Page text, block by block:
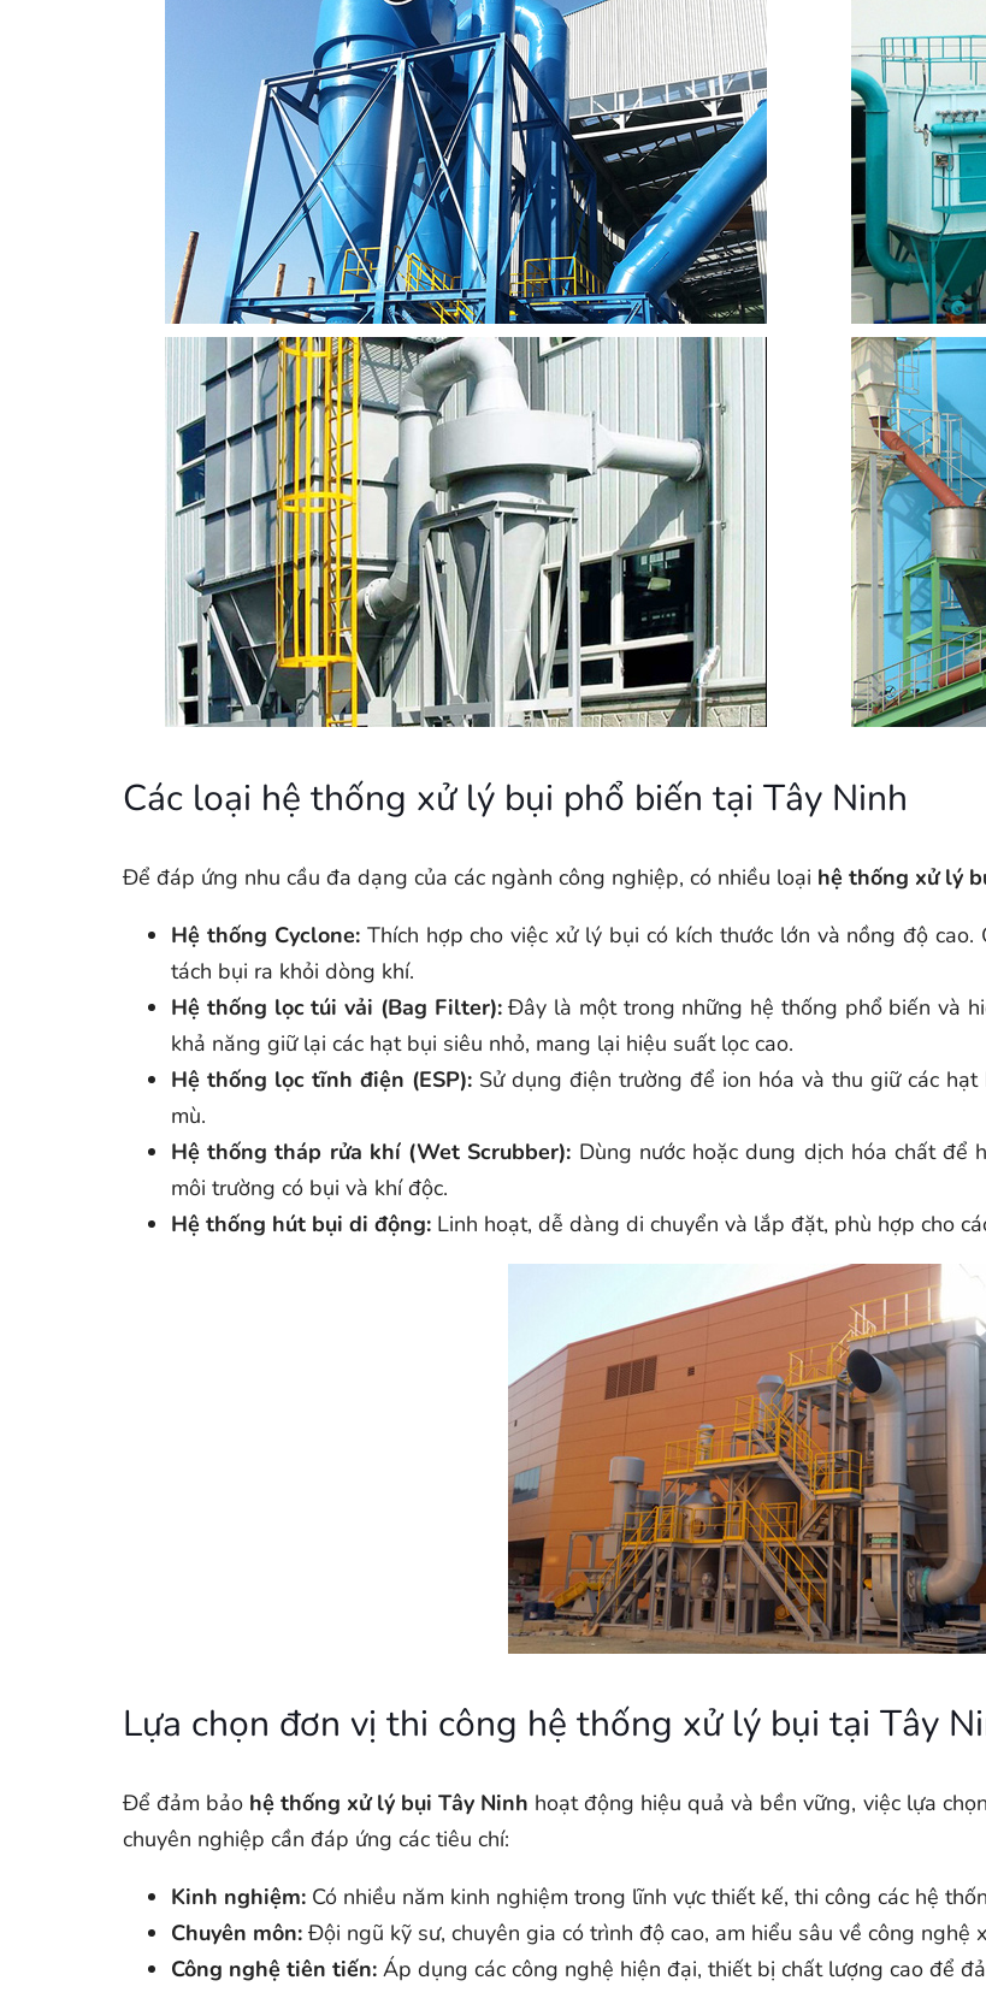
Các loại hệ thống xử lý bụi phổ biến tại Tây Ninh
Để đáp ứng nhu cầu đa dạng của các ngành công nghiệp, có nhiều loại hệ thống xử lý
Hệ thống Cyclone:Thích hợp cho việc xử lý bụi có kích thước lớn và nồng độ
tách bụi ra khỏi dòng khí.
Hệ thống lọc túi vải (Bag Filter):Đây là một trong những hệ thống phổ biến và
khả năng giữ lại các hạt bụi siêu nhỏ, mang lại hiệu suất lọc cao.
Hệ thống lọc tĩnh điện (ESP): Sử dụng điện trường để ion hóa và thu giữ các
mù.
Hệ thống tháp rửa khí (Wet Scrubber): Dùng nước hoặc dung dịch hóa chất để
môi trường có bụi và khí độc.
Hệ thống hút bụi di động: Linh hoạt, dễ dàng di chuyển và lắp đặt, phù hợp cho
Lựa chọn đơn vị thi công hệ thống xử lý bụi tại Tây
Để đảm bảo hệ thống xử lý bụi Tây Ninh hoạt động hiệu quả và bền vững, việc lựa
chuyên nghiệp cần đáp ứng các tiêu chí:
Kinh nghiệm: Có nhiều năm kinh nghiệm trong lĩnh vực thiết kế, thi công các hệ
Chuyên môn: Đội ngũ kỹ sư, chuyên gia có trình độ cao, am hiểu sâu về công nghệ
Công nghệ tiên tiến: Áp dụng các công nghệ hiện đại, thiết bị chất lượng cao để